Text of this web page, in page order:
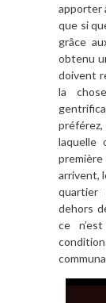
apporter
que si
grâce
obtenu
doivent
la
laquelle
arrivent,
quartier
dehors
ce